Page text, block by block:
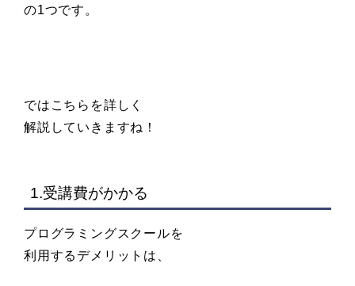
の1つです。
ではこちらを詳しく
解説していきますね！
1.受講費がかかる
プログラミングスクールを
利用するデメリットは、